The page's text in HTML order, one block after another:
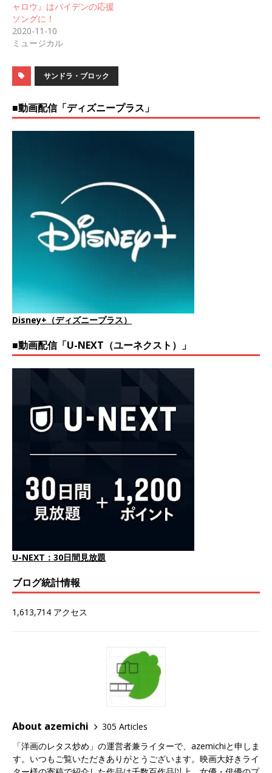
ャロウ』はバイデンの応援
ソングに！
2020-11-10
ミュージカル
サンドラ・ブロック
■動画配信「ディズニープラス」
Disney+（ディズニープラス）
■動画配信「U-NEXT（ユーネクスト）」
U-NEXT：30日間見放題
ブログ統計情報
1,613,714 アクセス
About azemichi
305 Articles
「洋画のレタス炒め」の運営者兼ライターで、azemichiと申しま
す。いつもご覧いただきありがとうございます。映画大好きライ